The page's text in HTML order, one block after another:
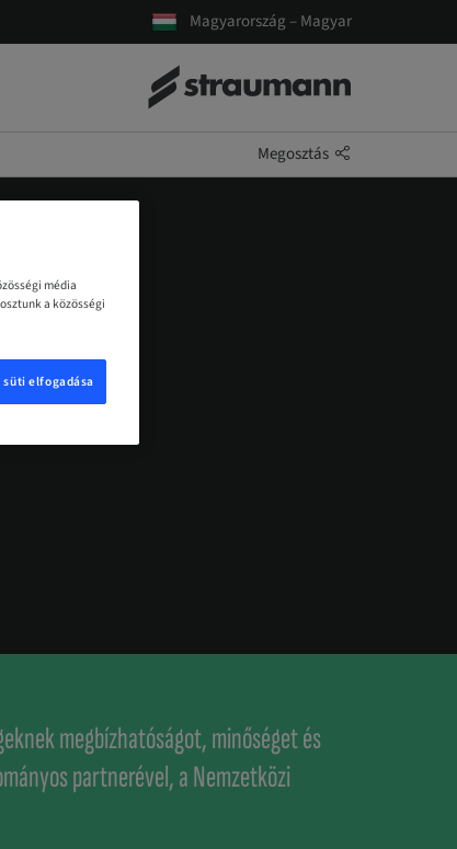
Magyarország – Magyar
Megosztás
megbízhatóságot, minőséget és
partnerével, a Nemzetközi
média
a közösségi
süti elfogadása